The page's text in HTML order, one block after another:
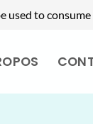
used to